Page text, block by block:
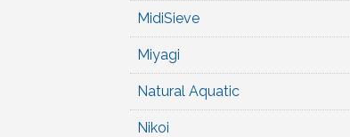
MidiSieve
Miyagi
Natural Aquatic
Nikoi